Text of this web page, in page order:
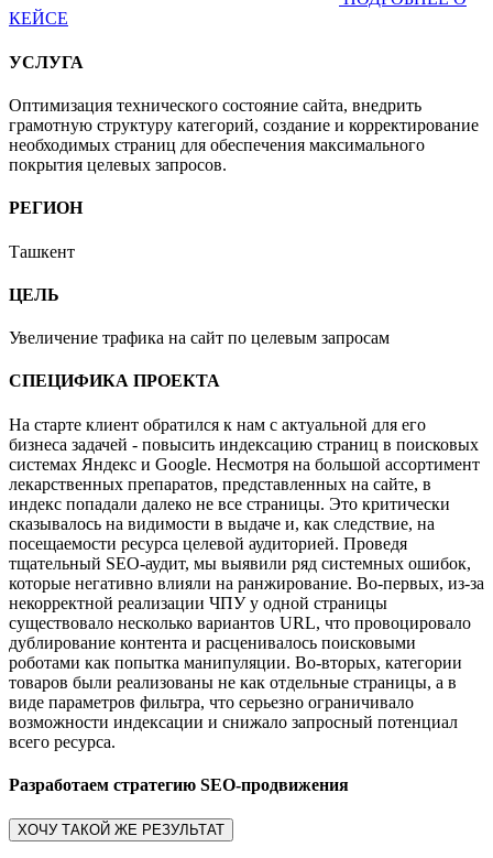
КЕЙСЕ
УСЛУГА
Оптимизация технического состояние сайта, внедрить
грамотную структуру категорий, создание и корректирование
необходимых страниц для обеспечения максимального
покрытия целевых запросов.
РЕГИОН
Ташкент
ЦЕЛЬ
Увеличение трафика на сайт по целевым запросам
СПЕЦИФИКА ПРОЕКТА
На старте клиент обратился к нам с актуальной для его
бизнеса задачей - повысить индексацию страниц в поисковых
системах Яндекс и Google. Несмотря на большой ассортимент
лекарственных препаратов, представленных на сайте, в
индекс попадали далеко не все страницы. Это критически
сказывалось на видимости в выдаче и, как следствие, на
посещаемости ресурса целевой аудиторией. Проведя
тщательный SEO-аудит, мы выявили ряд системных ошибок,
которые негативно влияли на ранжирование. Во-первых, из-за
некорректной реализации ЧПУ у одной страницы
существовало несколько вариантов URL, что провоцировало
дублирование контента и расценивалось поисковыми
роботами как попытка манипуляции. Во-вторых, категории
товаров были реализованы не как отдельные страницы, а в
виде параметров фильтра, что серьезно ограничивало
возможности индексации и снижало запросный потенциал
всего ресурса.
Разработаем стратегию SEO-продвижения
ХОЧУ ТАКОЙ ЖЕ РЕЗУЛЬТАТ